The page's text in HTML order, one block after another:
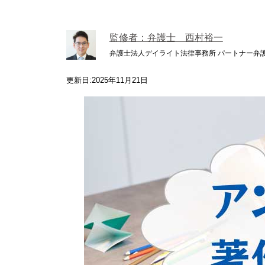
監修者：弁護士 西村裕一
弁護士法人デイライト法律事務所 パートナー弁
更新日:2025年11月21日